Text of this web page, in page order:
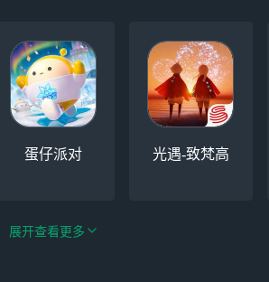
蛋仔派对 光遇-致梵高
展开查看更多